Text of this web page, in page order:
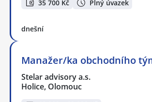
35 700 Kč Plný úvazek
dnešní
Manažer/ka obchodního
Stelar advisory a.s.
Holice, Olomouc